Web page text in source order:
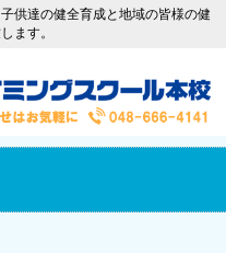
供達の健全育成と地域の皆様の健
ます。